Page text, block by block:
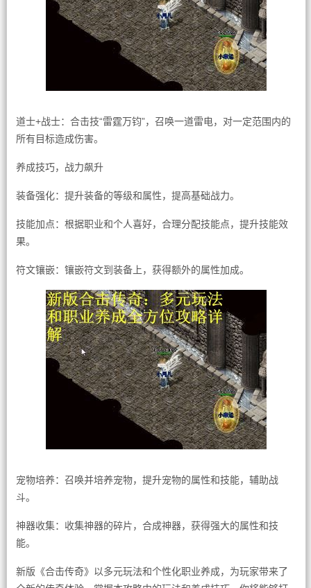
道士+战士：合击技“雷霆万钧”，召唤一道雷电，对一定范围内的
所有目标造成伤害。
养成技巧，战力飙升
装备强化：提升装备的等级和属性，提高基础战力。
技能加点：根据职业和个人喜好，合理分配技能点，提升技能效
果。
符文镶嵌：镶嵌符文到装备上，获得额外的属性加成。
宠物培养：召唤并培养宠物，提升宠物的属性和技能，辅助战
斗。
神器收集：收集神器的碎片，合成神器，获得强大的属性和技
能。
新版《合击传奇》以多元玩法和个性化职业养成，为玩家带来了